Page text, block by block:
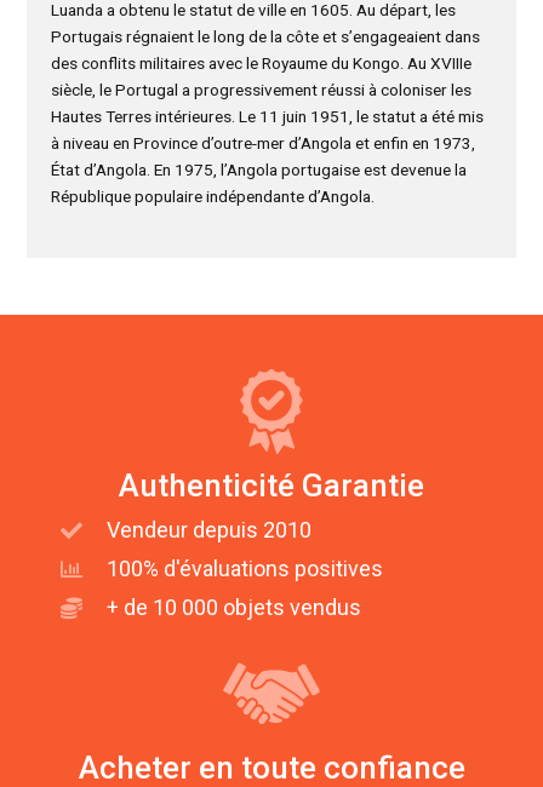
Luanda a obtenu le statut de ville en 1605. Au départ, les
Portugais régnaient le long de la côte et s’engageaient dans
des conflits militaires avec le Royaume du Kongo. Au XVIIIe
siècle, le Portugal a progressivement réussi à coloniser les
Hautes Terres intérieures. Le 11 juin 1951, le statut a été mis
à niveau en Province d’outre-mer d’Angola et enfin en 1973,
État d’Angola. En 1975, l’Angola portugaise est devenue la
République populaire indépendante d’Angola.
Authenticité Garantie
Vendeur depuis 2010
100% d'évaluations positives
+ de 10 000 objets vendus
Acheter en toute confiance